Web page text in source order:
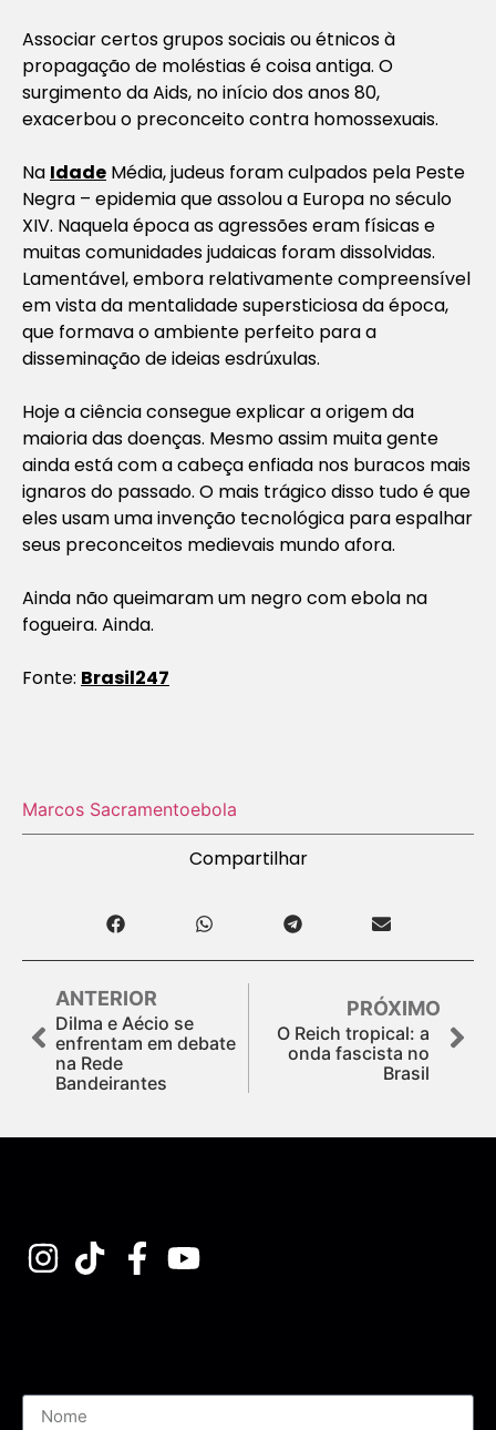
Associar certos grupos sociais ou étnicos à
propagação de moléstias é coisa antiga. O
surgimento da Aids, no início dos anos 80,
exacerbou o preconceito contra homossexuais.
Na Idade Média, judeus foram culpados pela Peste
Negra – epidemia que assolou a Europa no século
XIV. Naquela época as agressões eram físicas e
muitas comunidades judaicas foram dissolvidas.
Lamentável, embora relativamente compreensível
em vista da mentalidade supersticiosa da época,
que formava o ambiente perfeito para a
disseminação de ideias esdrúxulas.
Hoje a ciência consegue explicar a origem da
maioria das doenças. Mesmo assim muita gente
ainda está com a cabeça enfiada nos buracos mais
ignaros do passado. O mais trágico disso tudo é que
eles usam uma invenção tecnológica para espalhar
seus preconceitos medievais mundo afora.
Ainda não queimaram um negro com ebola na
fogueira. Ainda.
Fonte: Brasil247
Marcos Sacramentoebola
Compartilhar
ANTERIOR
Dilma e Aécio se
enfrentam em debate
na Rede
Bandeirantes
PRÓXIMO
O Reich tropical: a
onda fascista no
Brasil